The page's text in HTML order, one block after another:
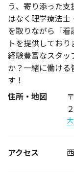
う、寄り添った
はなく理学療法
を取りながら「
トを提供しており
経験豊富なスタッ
か？一緒に働け
す！
住所・地図
アクセス